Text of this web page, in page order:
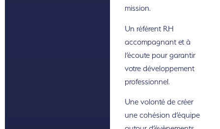
mission.
Un référent RH
accompagnant et à
l’écoute pour garantir
votre développement
professionnel.
Une volonté de créer
une cohésion d’équipe